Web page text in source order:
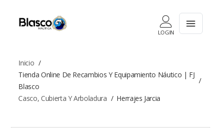
LOGIN
Inicio
Tienda Online De Recambios Y Equipamiento Náutico | FJ
Blasco
Casco, Cubierta Y Arboladura
Herrajes Jarcia